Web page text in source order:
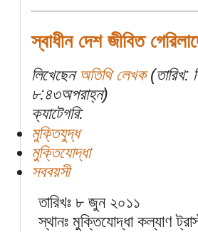
স্বাধীন দেশ জীবিত
লিখেছেন অতিথি লেখক(তারিখ:
৮:৪৩অপরাহ্ন)
ক্যাটেগরি:
মুক্তিযুদ্ধ
মুক্তিযোদ্ধা
সববয়সী
তারিখঃ ৮ জুন ২০১১
স্থানঃ মুক্তিযোদ্ধা কল্যাণ